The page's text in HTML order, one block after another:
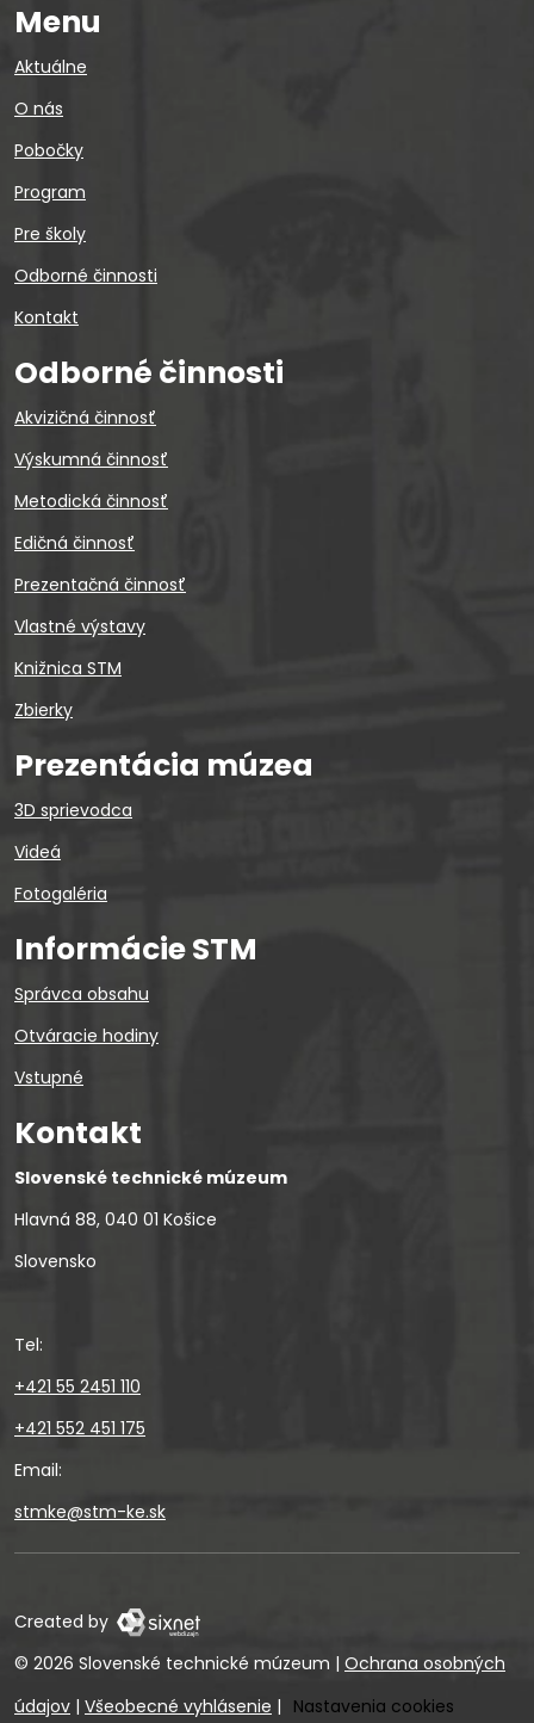
Menu
Aktuálne
O nás
Pobočky
Program
Pre školy
Odborné činnosti
Kontakt
Odborné činnosti
Akvizičná činnosť
Výskumná činnosť
Metodická činnosť
Edičná činnosť
Prezentačná činnosť
Vlastné výstavy
Knižnica STM
Zbierky
Prezentácia múzea
3D sprievodca
Videá
Fotogaléria
Informácie STM
Správca obsahu
Otváracie hodiny
Vstupné
Kontakt
Slovenské technické múzeum
Hlavná 88, 040 01 Košice
Slovensko
Tel:
+421 55 2451 110
+421 552 451 175
Email:
stmke@stm-ke.sk
Created by
© 2026 Slovenské technické múzeum | Ochrana osobných
údajov | Všeobecné vyhlásenie | Nastavenia cookies